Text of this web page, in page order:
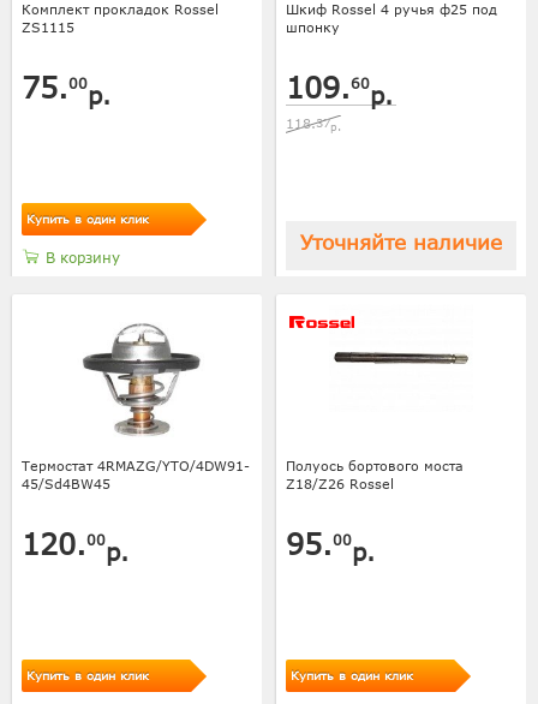
Комплект прокладок Rossel
ZS1115
75.00р.
Купить в один клик
В корзину
Шкиф Rossel 4 ручья ф25 под
шпонку
109.60р.
118.37р.
Уточняйте наличие
Термостат 4RMAZG/YTO/4DW91-
45/Sd4BW45
120.00р.
Купить в один клик
Полуось бортового моста
Z18/Z26 Rossel
95.00р.
Купить в один клик